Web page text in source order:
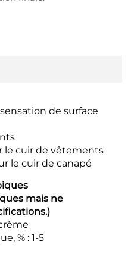
de surface
le cuir de vêtements
le cuir de canapé
mais ne
% : 1-5